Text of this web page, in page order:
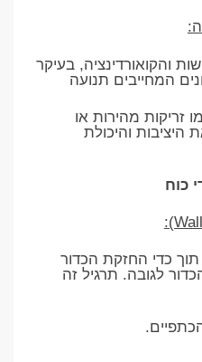
והקואורדינציה, בעיקר
המחייבים תנועה
זריקות מהירות או
והיכולת
כוח
כדי החזקת הכדור
לגובה. תרגיל זה